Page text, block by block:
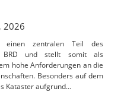
2026
einen zentralen Teil des
BRD und stellt somit als
hohe Anforderungen an die
Besonders auf dem
Kataster aufgrund…